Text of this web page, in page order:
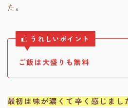
た。
うれしいポイント
ご飯は大盛りも無料
最初は味が濃くて辛く感じまし